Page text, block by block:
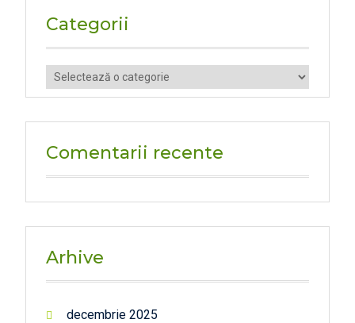
Categorii
Categorii
Comentarii recente
Arhive
decembrie 2025